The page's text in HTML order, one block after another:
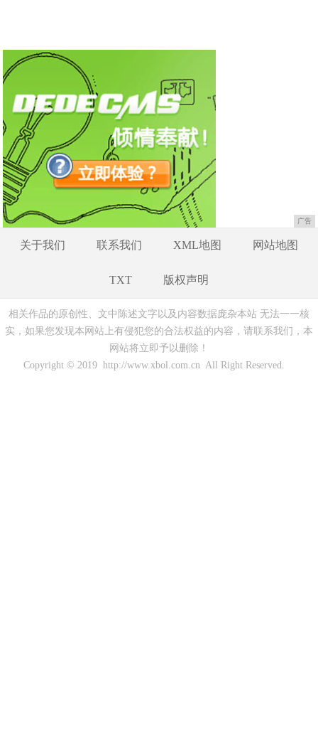
广告
关于我们 联系我们 XML地图 网站地图
TXT 版权声明
相关作品的原创性、文中陈述文字以及内容数据庞杂本站 无法一一核
实，如果您发现本网站上有侵犯您的合法权益的内容，请联系我们，本
网站将立即予以删除！
Copyright © 2019 http://www.xbol.com.cn All Right Reserved.